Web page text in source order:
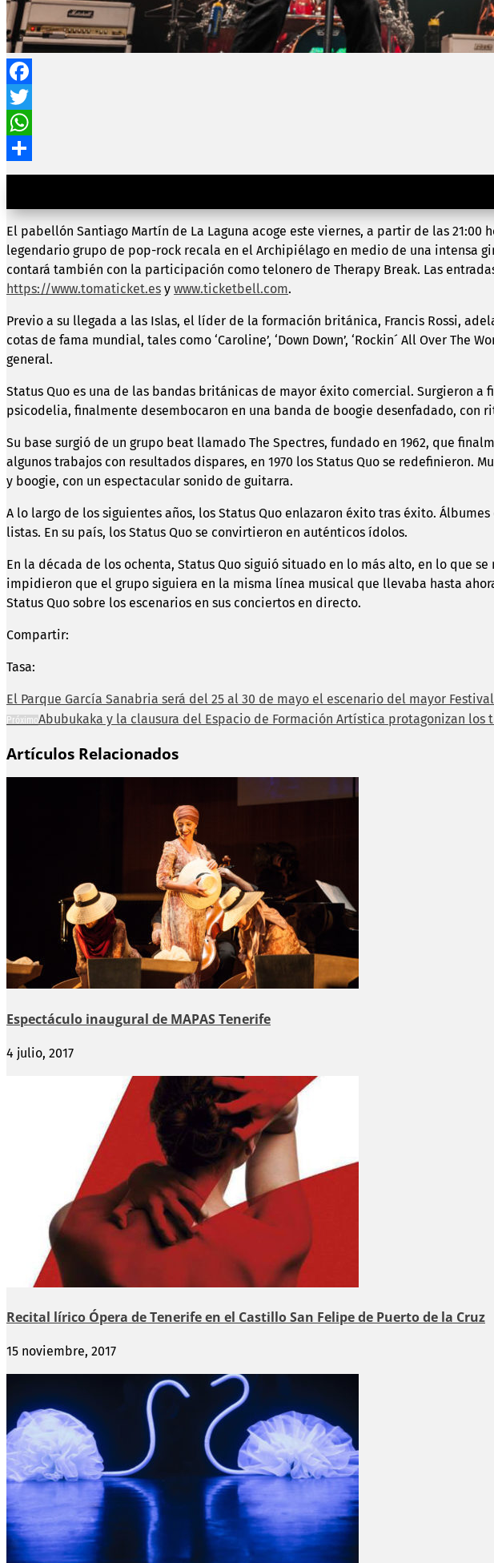
Facebook
Twitter
WhatsApp
Compartir
El pabellón Santiago Martín de La Laguna acoge este viernes, a partir de las
legendario grupo de pop-rock recala en el Archipiélago en medio de una intensa
contará también con la participación como telonero de Therapy Break. Las
https://www.tomaticket.es y www.ticketbell.com.
Previo a su llegada a las Islas, el líder de la formación británica, Francis Rossi,
cotas de fama mundial, tales como ‘Caroline’, ‘Down Down’, ‘Rockin´ All Over
general.
Status Quo es una de las bandas británicas de mayor éxito comercial. Surgieron
psicodelia, finalmente desembocaron en una banda de boogie desenfadado, con
Su base surgió de un grupo beat llamado The Spectres, fundado en 1962, que
algunos trabajos con resultados dispares, en 1970 los Status Quo se redefinieron.
y boogie, con un espectacular sonido de guitarra.
A lo largo de los siguientes años, los Status Quo enlazaron éxito tras éxito. Álbumes
listas. En su país, los Status Quo se convirtieron en auténticos ídolos.
En la década de los ochenta, Status Quo siguió situado en lo más alto, en lo que
impidieron que el grupo siguiera en la misma línea musical que llevaba hasta
Status Quo sobre los escenarios en sus conciertos en directo.
Compartir:
Tasa:
El Parque García Sanabria será del 25 al 30 de mayo el escenario del mayor
PróximoAbubukaka y la clausura del Espacio de Formación Artística protagonizan los
Artículos Relacionados
Espectáculo inaugural de MAPAS Tenerife
4 julio, 2017
Recital lírico Ópera de Tenerife en el Castillo San Felipe de Puerto de la Cruz
15 noviembre, 2017